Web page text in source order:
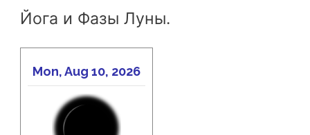
Йога и Фазы Луны.